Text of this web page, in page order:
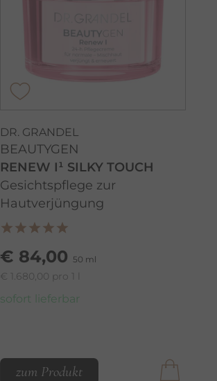
DR. GRANDEL
BEAUTYGEN
RENEW I¹ SILKY TOUCH
Gesichtspflege zur
Hautverjüngung
€ 84,00 50 ml
€ 1.680,00 pro 1 l
sofort lieferbar
zum Produkt